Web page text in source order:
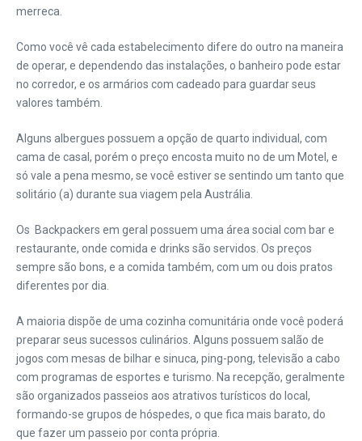
merreca.
Como você vê cada estabelecimento difere do outro na maneira
de operar, e dependendo das instalações, o banheiro pode estar
no corredor, e os armários com cadeado para guardar seus
valores também.
Alguns albergues possuem a opção de quarto individual, com
cama de casal, porém o preço encosta muito no de um Motel, e
só vale a pena mesmo, se você estiver se sentindo um tanto que
solitário (a) durante sua viagem pela Austrália.
Os Backpackers em geral possuem uma área social com bar e
restaurante, onde comida e drinks são servidos. Os preços
sempre são bons, e a comida também, com um ou dois pratos
diferentes por dia.
A maioria dispõe de uma cozinha comunitária onde você poderá
preparar seus sucessos culinários. Alguns possuem salão de
jogos com mesas de bilhar e sinuca, ping-pong, televisão a cabo
com programas de esportes e turismo. Na recepção, geralmente
são organizados passeios aos atrativos turísticos do local,
formando-se grupos de hóspedes, o que fica mais barato, do
que fazer um passeio por conta própria.